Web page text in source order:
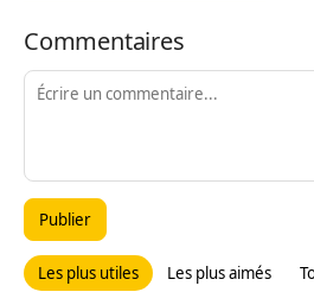
Commentaires
Publier
Les plus utiles Les plus aimés